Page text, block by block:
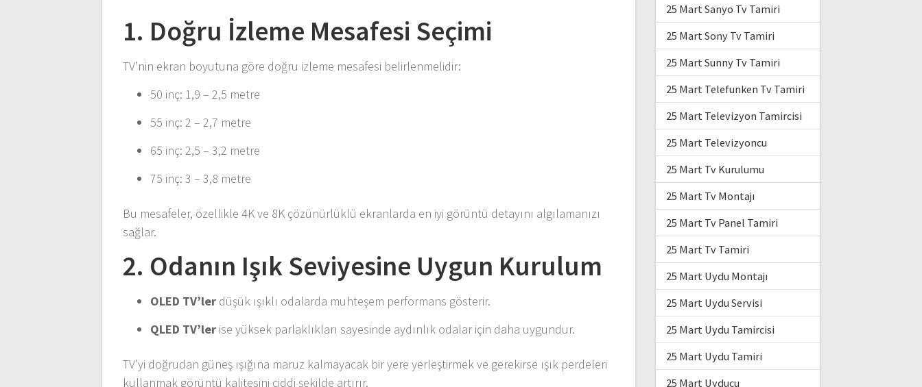
1. Doğru İzleme Mesafesi Seçimi
TV’nin ekran boyutuna göre doğru izleme mesafesi belirlenmelidir:
50 inç: 1,9 – 2,5 metre
55 inç: 2 – 2,7 metre
65 inç: 2,5 – 3,2 metre
75 inç: 3 – 3,8 metre
Bu mesafeler, özellikle 4K ve 8K çözünürlüklü ekranlarda en iyi görüntü detayını algılamanızı
sağlar.
2. Odanın Işık Seviyesine Uygun Kurulum
OLED TV’ler düşük ışıklı odalarda muhteşem performans gösterir.
QLED TV’ler ise yüksek parlaklıkları sayesinde aydınlık odalar için daha uygundur.
TV’yi doğrudan güneş ışığına maruz kalmayacak bir yere yerleştirmek ve gerekirse ışık perdeleri
kullanmak görüntü kalitesini ciddi şekilde artırır.
25 Mart Sanyo Tv Tamiri
25 Mart Sony Tv Tamiri
25 Mart Sunny Tv Tamiri
25 Mart Telefunken Tv Tamiri
25 Mart Televizyon Tamircisi
25 Mart Televizyoncu
25 Mart Tv Kurulumu
25 Mart Tv Montajı
25 Mart Tv Panel Tamiri
25 Mart Tv Tamiri
25 Mart Uydu Montajı
25 Mart Uydu Servisi
25 Mart Uydu Tamircisi
25 Mart Uydu Tamiri
25 Mart Uyducu